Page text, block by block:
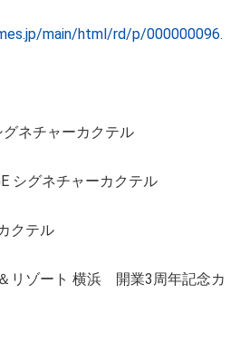
main/html/rd/p/000000096.
グネチャーカクテル
シグネチャーカクテル
クテル
リゾート 横浜 開業3周年記念カ